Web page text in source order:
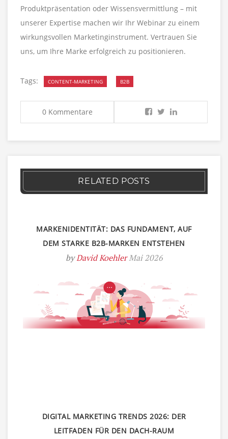
Produktpräsentation oder Wissensvermittlung – mit
unserer Expertise machen wir Ihr Webinar zu einem
wirkungsvollen Marketinginstrument. Vertrauen Sie
uns, um Ihre Marke erfolgreich zu positionieren.
Tags: CONTENT-MARKETING B2B
0 Kommentare
RELATED POSTS
MARKENIDENTITÄT: DAS FUNDAMENT, AUF
DEM STARKE B2B-MARKEN ENTSTEHEN
byDavid Koehler Mai 2026
DIGITAL MARKETING TRENDS 2026: DER
LEITFADEN FÜR DEN DACH-RAUM